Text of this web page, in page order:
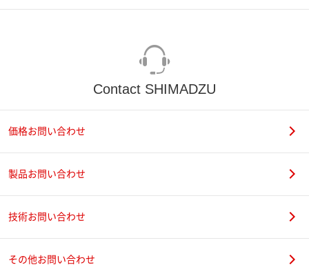
Contact SHIMADZU
価格お問い合わせ
製品お問い合わせ
技術お問い合わせ
その他お問い合わせ